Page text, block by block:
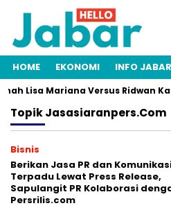
HOME EKONOMI INFO JABAR
Lisa Mariana Versus Ridwan
TopikJasasiaranpers.com
Bisnis
Berikan Jasa PR dan
Terpadu Lewat Press Release,
Sapulangit PR Kolaborasi
Persrilis.com